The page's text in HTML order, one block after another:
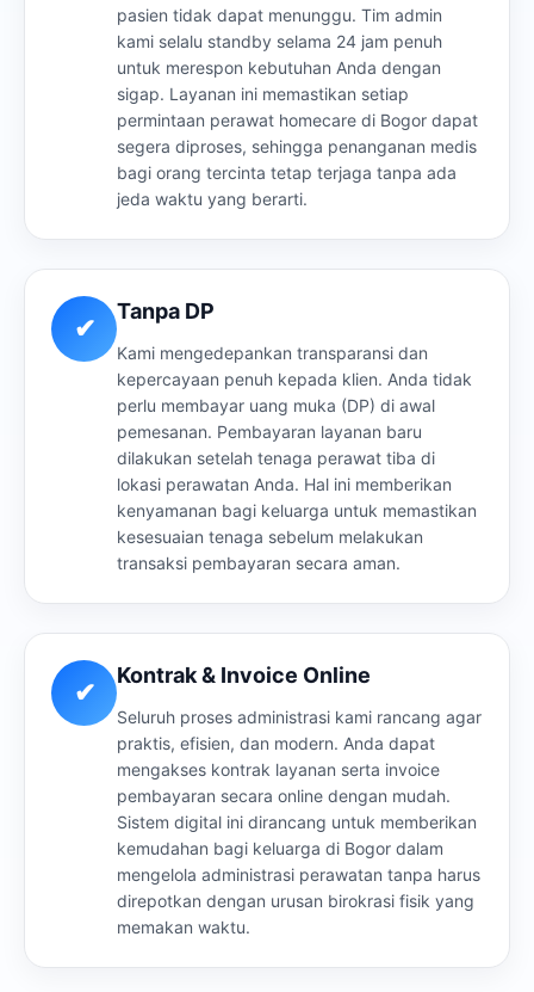
pasien tidak dapat menunggu. Tim admin
kami selalu standby selama 24 jam penuh
untuk merespon kebutuhan Anda dengan
sigap. Layanan ini memastikan setiap
permintaan perawat homecare di Bogor dapat
segera diproses, sehingga penanganan medis
bagi orang tercinta tetap terjaga tanpa ada
jeda waktu yang berarti.
✔
Tanpa DP
Kami mengedepankan transparansi dan
kepercayaan penuh kepada klien. Anda tidak
perlu membayar uang muka (DP) di awal
pemesanan. Pembayaran layanan baru
dilakukan setelah tenaga perawat tiba di
lokasi perawatan Anda. Hal ini memberikan
kenyamanan bagi keluarga untuk memastikan
kesesuaian tenaga sebelum melakukan
transaksi pembayaran secara aman.
✔
Kontrak & Invoice Online
Seluruh proses administrasi kami rancang agar
praktis, efisien, dan modern. Anda dapat
mengakses kontrak layanan serta invoice
pembayaran secara online dengan mudah.
Sistem digital ini dirancang untuk memberikan
kemudahan bagi keluarga di Bogor dalam
mengelola administrasi perawatan tanpa harus
direpotkan dengan urusan birokrasi fisik yang
memakan waktu.